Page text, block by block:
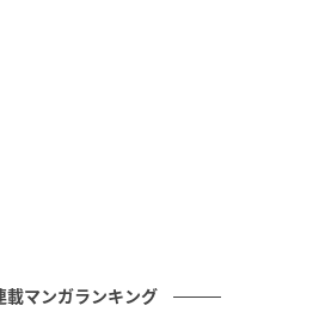
載マンガランキング